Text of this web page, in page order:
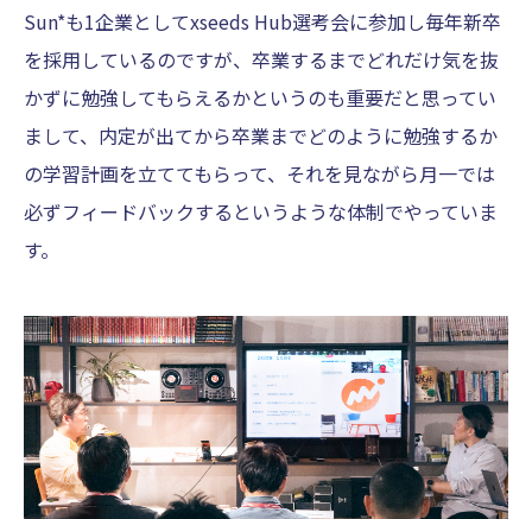
Sun*も1企業としてxseeds Hub選考会に参加し毎年新卒
を採用しているのですが、卒業するまでどれだけ気を抜
かずに勉強してもらえるかというのも重要だと思ってい
まして、内定が出てから卒業までどのように勉強するか
の学習計画を立ててもらって、それを見ながら月一では
必ずフィードバックするというような体制でやっていま
す。